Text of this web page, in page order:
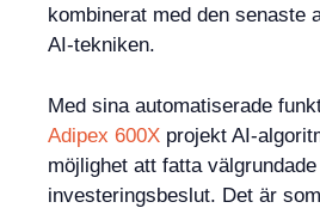
kombinerat med den senaste
AI-tekniken.
Med sina automatiserade
Adipex 600X projekt AI-
möjlighet att fatta välgrundade
investeringsbeslut. Det är